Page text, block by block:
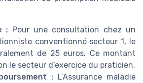
: Pour une consultation chez un
conventionné secteur 1, le
de 25 euros. Ce montant
le secteur d’exercice du praticien.
: L’Assurance maladie